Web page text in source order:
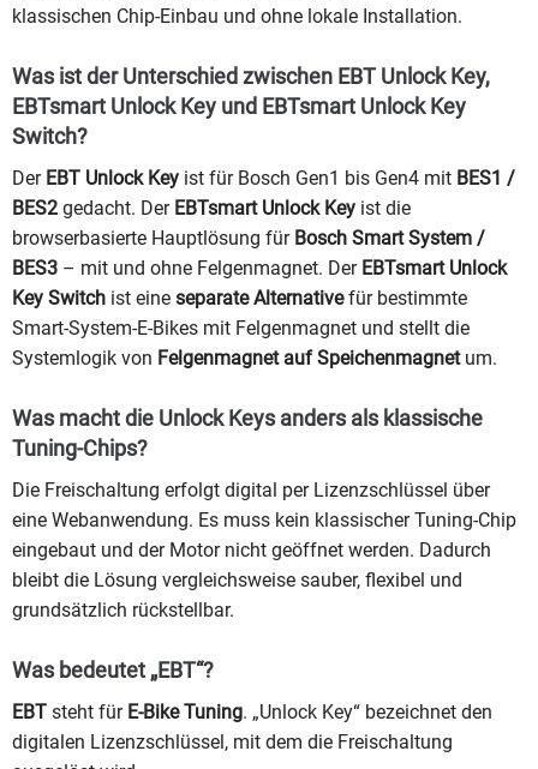
klassischen Chip-Einbau und ohne lokale Installation.
Was ist der Unterschied zwischen EBT Unlock Key,
EBTsmart Unlock Key und EBTsmart Unlock Key
Switch?
Der EBT Unlock Key ist für Bosch Gen1 bis Gen4 mit BES1 /
BES2 gedacht. Der EBTsmart Unlock Key ist die
browserbasierte Hauptlösung für Bosch Smart System /
BES3 – mit und ohne Felgenmagnet. Der EBTsmart Unlock
Key Switch ist eine separate Alternativefür bestimmte
Smart-System-E-Bikes mit Felgenmagnet und stellt die
Systemlogik von Felgenmagnet auf Speichenmagnetum.
Was macht die Unlock Keys anders als klassische
Tuning-Chips?
Die Freischaltung erfolgt digital per Lizenzschlüssel über
eine Webanwendung. Es muss kein klassischer Tuning-Chip
eingebaut und der Motor nicht geöffnet werden. Dadurch
bleibt die Lösung vergleichsweise sauber, flexibel und
grundsätzlich rückstellbar.
Was bedeutet „EBT“?
EBT steht für E-Bike Tuning. „Unlock Key“ bezeichnet den
digitalen Lizenzschlüssel, mit dem die Freischaltung